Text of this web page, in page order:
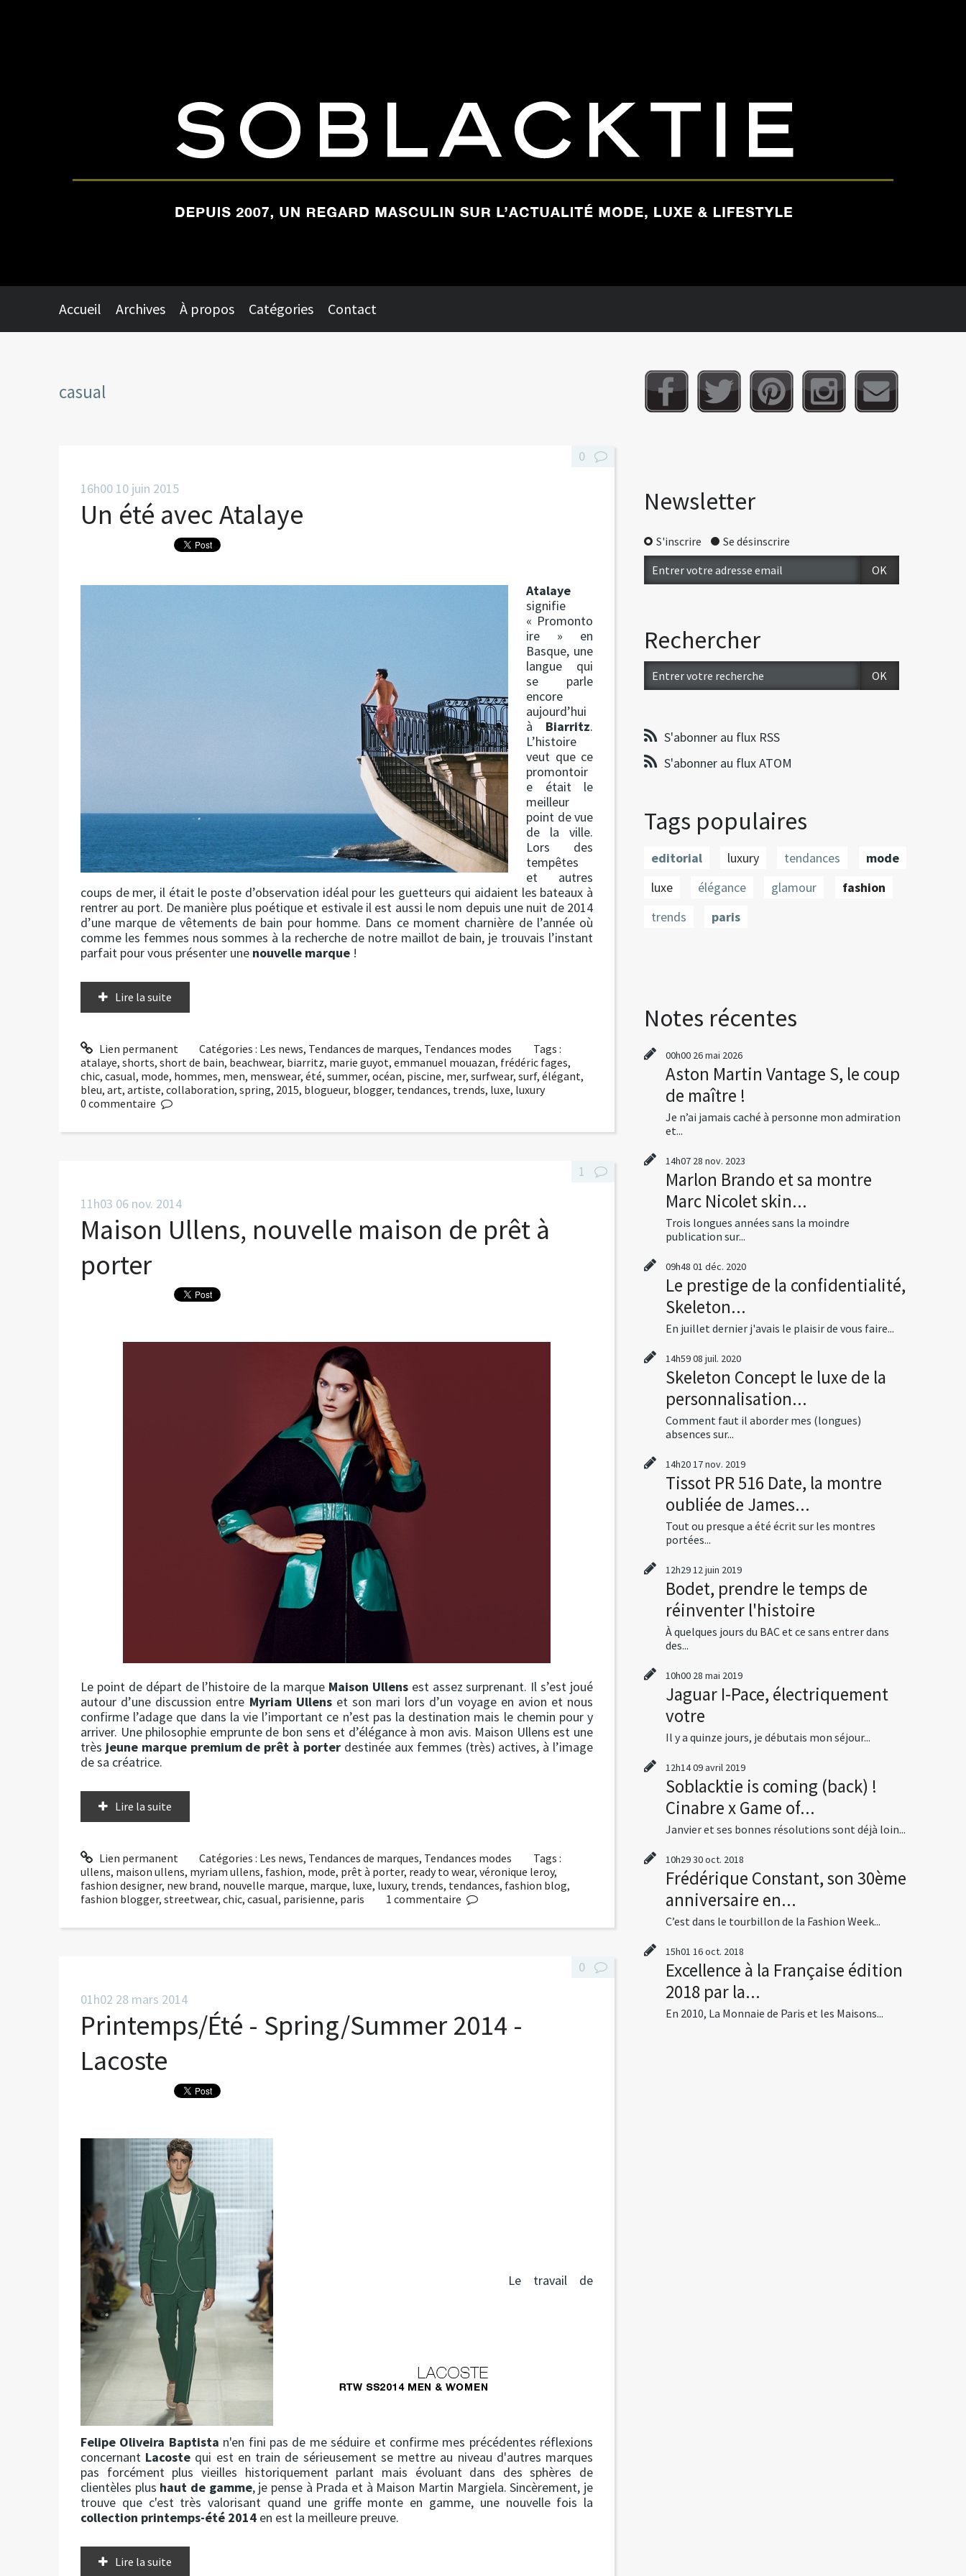
Accueil Archives À propos Catégories Contact
casual
16h00 10 juin 2015
Un été avec Atalaye
Atalaye
signifie
« Promonto
ire » en
Basque, une
langue qui
se parle
encore
aujourd’hui
à Biarritz.
L’histoire
veut que ce
promontoir
e était le
meilleur
point de vue
de la ville.
Lors des
tempêtes
et autres
coups de mer, il était le poste d’observation idéal pour les guetteurs qui aidaient les bateaux à
rentrer au port. De manière plus poétique et estivale il est aussi le nom depuis une nuit de 2014
d’une marque de vêtements de bain pour homme. Dans ce moment charnière de l’année où
comme les femmes nous sommes à la recherche de notre maillot de bain, je trouvais l’instant
parfait pour vous présenter une nouvelle marque !
Lire la suite
Lien permanent Catégories : Les news, Tendances de marques, Tendances modes
Tags :
atalaye, shorts, short de bain, beachwear, biarritz, marie guyot, emmanuel mouazan, frédéric fages,
chic, casual, mode, hommes, men, menswear, été, summer, océan, piscine, mer, surfwear, surf, élégant,
bleu, art, artiste, collaboration, spring, 2015, blogueur, blogger, tendances, trends, luxe, luxury
0
0 commentaire
11h03 06 nov. 2014
Maison Ullens, nouvelle maison de prêt à
porter
Le point de départ de l’histoire de la marque Maison Ullensest assez surprenant. Il s’est joué
autour d’une discussion entre Myriam Ullenset son mari lors d’un voyage en avion et nous
confirme l’adage que dans la vie l’important ce n’est pas la destination mais le chemin pour y
arriver. Une philosophie emprunte de bon sens et d’élégance à mon avis. Maison Ullens est une
très jeune marque premium de prêt à porter destinée aux femmes (très) actives, à l’image
de sa créatrice.
Lire la suite
Lien permanent Catégories : Les news, Tendances de marques, Tendances modes
Tags :
ullens, maison ullens, myriam ullens, fashion, mode, prêt à porter, ready to wear, véronique leroy,
fashion designer, new brand, nouvelle marque, marque, luxe, luxury, trends, tendances, fashion blog,
fashion blogger, streetwear, chic, casual, parisienne, paris
1
1 commentaire
01h02 28 mars 2014
Printemps/Été - Spring/Summer 2014 -
Lacoste
Le travail de
Felipe Oliveira Baptista n'en fini pas de me séduire et confirme mes précédentes réflexions
concernant Lacoste qui est en train de sérieusement se mettre au niveau d'autres marques
pas forcément plus vieilles historiquement parlant mais évoluant dans des sphères de
clientèles plus haut de gamme, je pense à Prada et à Maison Martin Margiela. Sincèrement, je
trouve que c'est très valorisant quand une griffe monte en gamme, une nouvelle fois la
collection printemps-été 2014 en est la meilleure preuve.
Lire la suite
0
Newsletter
S'inscrire Se désinscrire
Rechercher
S'abonner au flux RSS
S'abonner au flux ATOM
Tags populaires
editorial luxury tendances
mode
luxe
élégance glamour
fashion
trends
paris
Notes récentes
00h00 26mai 2026
Aston Martin Vantage S, le coup
de maître !
Je n’ai jamais caché à personne mon admiration
et...
14h07 28 nov. 2023
Marlon Brando et sa montre
Marc Nicolet skin...
Trois longues années sans la moindre
publication sur...
09h48 01 déc. 2020
Le prestige de la confidentialité,
Skeleton...
En juillet dernier j'avais le plaisir de vous faire...
14h5908 juil. 2020
Skeleton Concept le luxe de la
personnalisation...
Comment faut il aborder mes (longues)
absences sur...
14h2017nov. 2019
Tissot PR 516 Date, la montre
oubliée de James...
Tout ou presque a été écrit sur les montres
portées...
12h2912juin 2019
Bodet, prendre le temps de
réinventer l'histoire
À quelques jours du BAC et ce sans entrer dans
des...
10h00 28 mai 2019
Jaguar I-Pace, électriquement
votre
Il y a quinze jours, je débutais mon séjour...
12h1409avril 2019
Soblacktie is coming (back) !
Cinabre x Game of...
Janvier et ses bonnes résolutions sont déjà loin...
10h2930oct. 2018
Frédérique Constant, son 30ème
anniversaire en...
C’est dans le tourbillon de la Fashion Week...
15h01 16oct. 2018
Excellence à la Française édition
2018 par la...
En 2010, La Monnaie de Paris et les Maisons...